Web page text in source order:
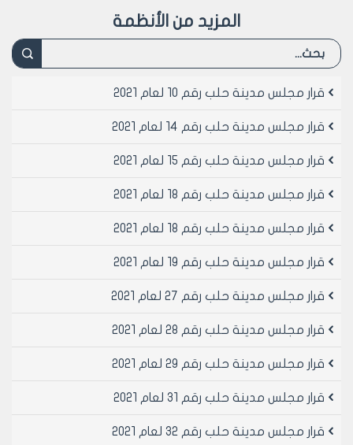
يكون لهذا القبو مدخلاً مستقلاً دون الاستطراق على
ب‌- يسمح بترخيص ألعاب التسلية في الطوابق الأرضية
الرصيف.
مادة 3- تضاف شروط المساحة الصادرة عن مؤسسة الاتصالات
رقم /120/ الناظم لشروط الترخيص
2001 والمخالفة لما ورد في المادتين /1-2/ من هذا القرار.
حلب و يبلغ من يلزم لتنفيذه .
المهندس بسام بيروتي
المزيد من الأنظمة
قرار مجلس مدينة حلب رقم 10 لعام 2021
قرار مجلس مدينة حلب رقم 14 لعام 2021
قرار مجلس مدينة حلب رقم 15 لعام 2021
قرار مجلس مدينة حلب رقم 18 لعام 2021
قرار مجلس مدينة حلب رقم 18 لعام 2021
قرار مجلس مدينة حلب رقم 19 لعام 2021
قرار مجلس مدينة حلب رقم 27 لعام 2021
قرار مجلس مدينة حلب رقم 28 لعام 2021
قرار مجلس مدينة حلب رقم 29 لعام 2021
قرار مجلس مدينة حلب رقم 31 لعام 2021
قرار مجلس مدينة حلب رقم 32 لعام 2021